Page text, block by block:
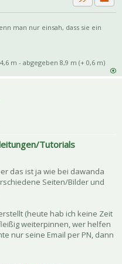
Zitat
man nur einsah, dass sie ein
m - abgegeben 8,9 m (+ 0,6 m)
Tutorials
das ist ja wie bei dawanda
Seiten/Bilder und
(heute hab ich keine Zeit
weiterpinnen, wer helfen
nur seine Email per PN, dann